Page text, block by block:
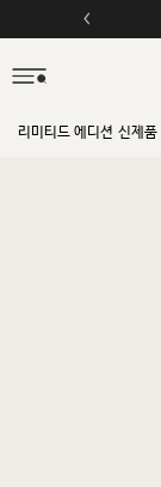
리미티드 에디션 신제품